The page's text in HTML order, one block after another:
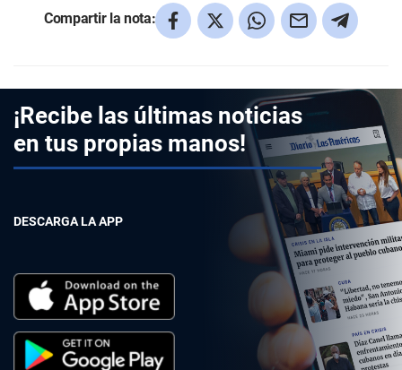
Compartir la nota:
¡Recibe las últimas noticias
en tus propias manos!
DESCARGA LA APP